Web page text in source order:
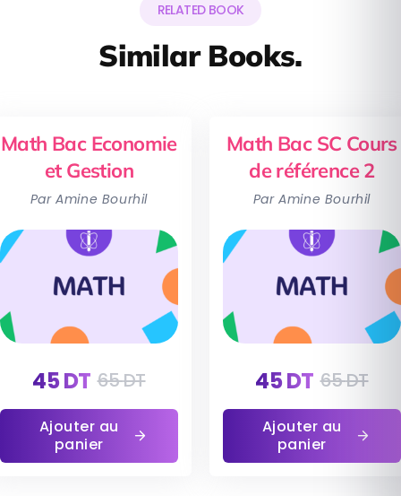
RELATED BOOK
Similar Books.
Math Bac Economie
et Gestion
Par Amine Bourhil
45DT 65DT
Ajouter au
panier
Math Bac SC Cours
de référence 2
Par Amine Bourhil
45DT 65DT
Ajouter au
panier